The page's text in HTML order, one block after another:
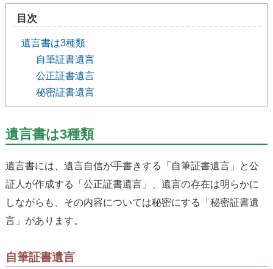
目次
遺言書は3種類
自筆証書遺言
公正証書遺言
秘密証書遺言
遺言書は3種類
遺言書には、遺言自信が手書きする 「自筆証書遺言」
と公
証人が作成する
「公正証書遺言」
、遺言の存在は明らかに
しながらも、その内容については秘密にする
「秘密証書遺
言」 があります。
自筆証書遺言